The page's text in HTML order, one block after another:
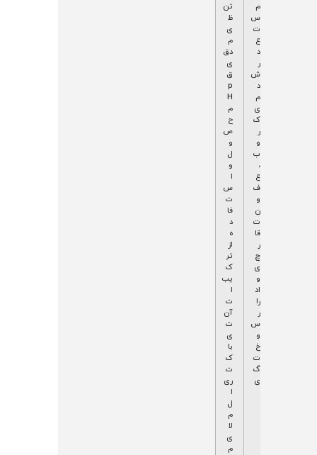
م
س
ت
ع
د
ر
ش
د
م
ی
ک
ر
و
ب
،
ع
ف
و
ن
ت
قا
ر
چ
ی
و
اد
را
ر
س
و
خ
ت
گ
ی
تن
ظ
ی
م
دق
ی
ق
p
H
م
ح
ص
و
ل
و
ا
س
ت
فا
د
ه
از
تر
ک
یب
ا
ت
آن
ت
ی‌
با
ک
ت
ری
ا
ل
م
لا
ی
م